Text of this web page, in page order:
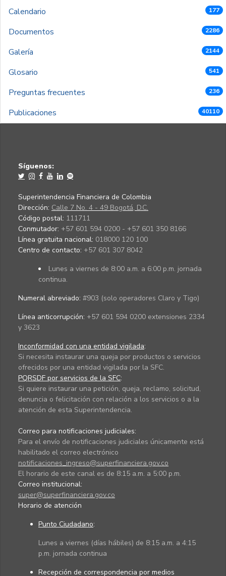
Calendario
177
Documentos 2286
Galería 2144
Glosario 541
Preguntas frecuentes 236
Publicaciones 40110
Síguenos:
Superintendencia Financiera de Colombia
Dirección: Calle 7 No. 4 - 49 Bogotá, D.C.
Código postal: 111711
Conmutador: +57 601 594 0200 - +57 601 350 8166
Línea gratuita nacional: 018000 120 100
Centro de contacto: +57 601 307 8042
Lunes a viernes de 8:00 a.m. a 6:00 p.m. jornada
continua.
Numeral abreviado: #903 (solo operadores Claro y Tigo)
Línea anticorrupción: +57 601 594 0200 extensiones 2334
y 3623
Inconformidad con una entidad vigilada:
Si necesita instaurar una queja por productos o servicios
ofrecidos por una entidad vigilada por la SFC.
PQRSDF por servicios de la SFC:
Si quiere instaurar una petición, queja, reclamo, solicitud,
denuncia o felicitación con relación a los servicios o a la
atención de esta Superintendencia.
Correo para notificaciones judiciales:
Para el envío de notificaciones judiciales únicamente está
habilitado el correo electrónico
notificaciones_ingreso@superfinanciera.gov.co
El horario de este canal es de 8:15 a.m. a 5:00 p.m.
Correo institucional:
super@superfinanciera.gov.co
Horario de atención
Punto Ciudadano:
Lunes a viernes (días hábiles) de 8:15 a.m. a 4:15
p.m. jornada continua
Recepción de correspondencia por medios